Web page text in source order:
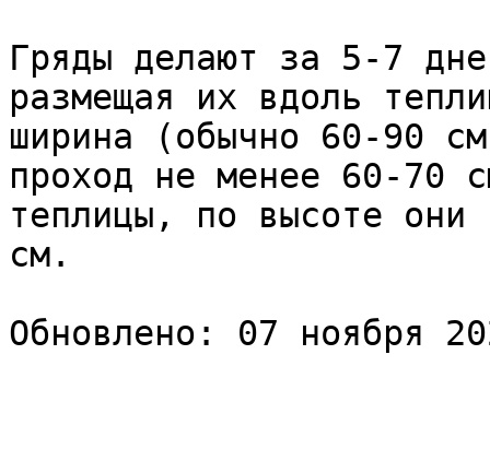
Гряды делают за 5‑7
размещая их вдоль
ширина (обычно 60‑90
проход не менее 60‑70
теплицы, по высоте они
см.